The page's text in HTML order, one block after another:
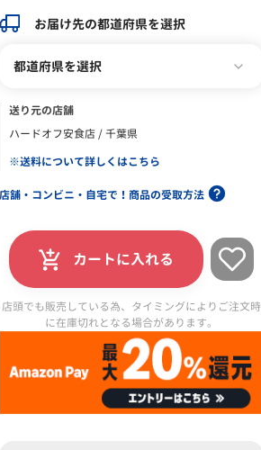
お届け先の都道府県を選択
都道府県を選択
送り元の店舗
ハードオフ安食店 / 千葉県
※送料について詳しくはこちら
店舗・コンビニ・自宅で！商品の受取方法
カートに入れる
店頭でも販売している為、タイミングによりご注文時
に在庫切れとなる場合があります。